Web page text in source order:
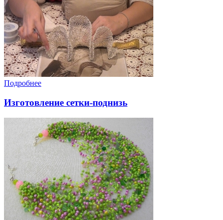
Подробнее
Изготовление сетки-поднизь